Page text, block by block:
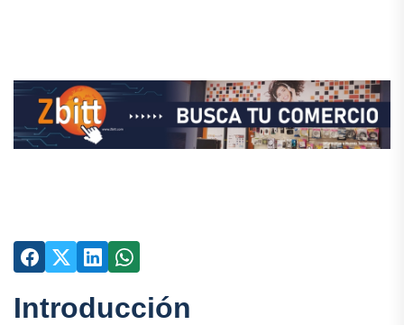
Introducción